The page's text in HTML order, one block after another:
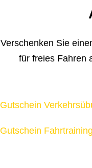
Verschenken Sie
für freies Fahren
Gutschein
Gutschein Fahrtraining